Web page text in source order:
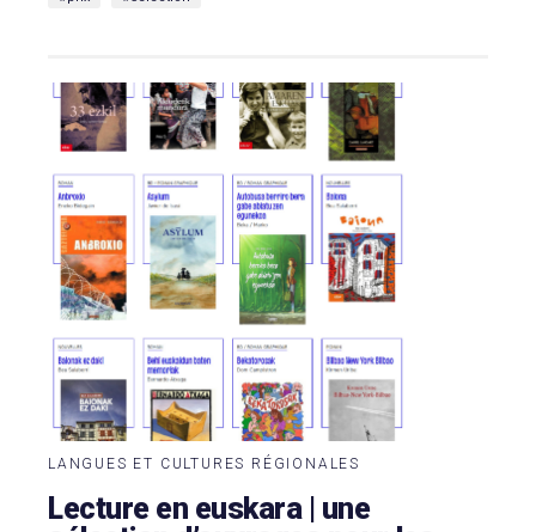
LANGUES ET CULTURES RÉGIONALES
Lecture en euskara | une